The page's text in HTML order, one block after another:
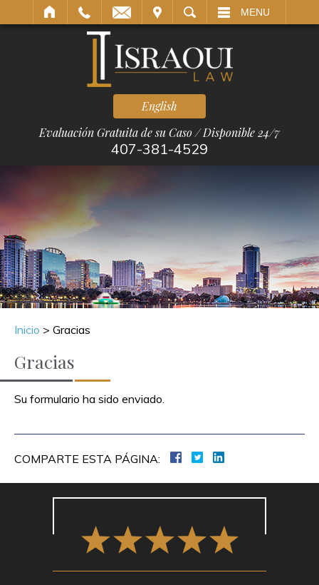
BUSCAR MENU
English
Evaluación Gratuita de su Caso / Disponible 24/7
407-381-4529
Inicio > Gracias
Gracias
Su formulario ha sido enviado.
COMPARTE ESTA PÁGINA: